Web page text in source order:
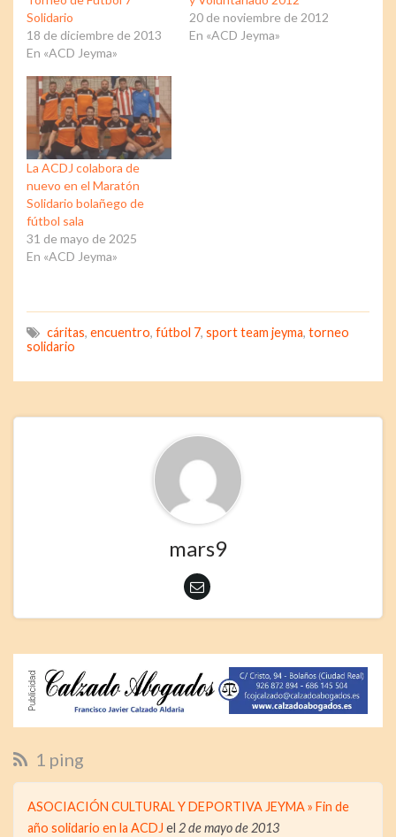
Solidario
18 de diciembre de 2013
En «ACD Jeyma»
20 de noviembre de 2012
En «ACD Jeyma»
La ACDJ colabora de
nuevo en el Maratón
Solidario bolañego de
fútbol sala
31 de mayo de 2025
En «ACD Jeyma»
cáritas, encuentro, fútbol 7, sport team jeyma, torneo
solidario
mars9
1 ping
ASOCIACIÓN CULTURAL Y DEPORTIVA JEYMA » Fin de
año solidario en la ACDJ el 2 de mayo de 2013